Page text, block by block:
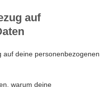
auf
auf deine personenbezogenen
warum deine